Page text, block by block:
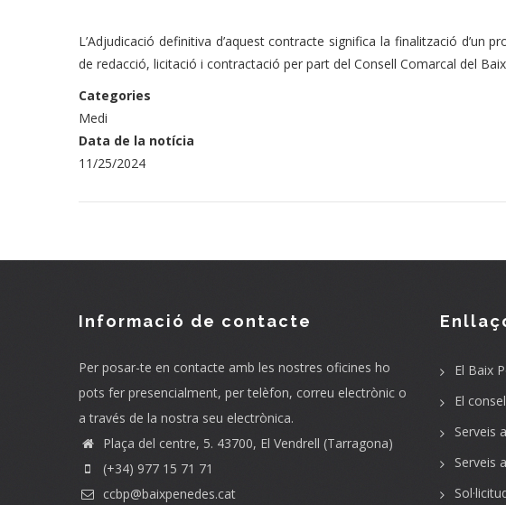
L’Adjudicació definitiva d’aquest contracte significa la finalització d’un
de redacció, licitació i contractació per part del Consell Comarcal del
Categories
Medi
Data de la notícia
11/25/2024
Informació de contacte
Per posar-te en contacte amb les nostres oficines ho
pots fer presencialment, per telèfon, correu electrònic o
a través de la nostra seu electrònica.
Plaça del centre, 5. 43700, El Vendrell (Tarragona)
(+34) 977 15 71 71
ccbp@baixpenedes.cat
El Baix
El
Serveis
Serveis